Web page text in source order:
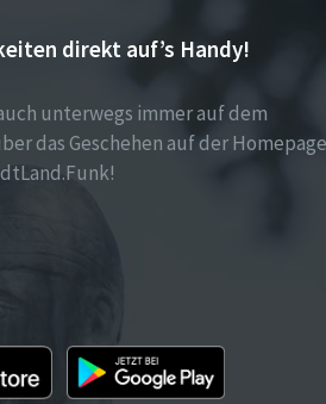
direkt auf’s Handy!
unterwegs immer auf dem
das Geschehen auf der Homepage